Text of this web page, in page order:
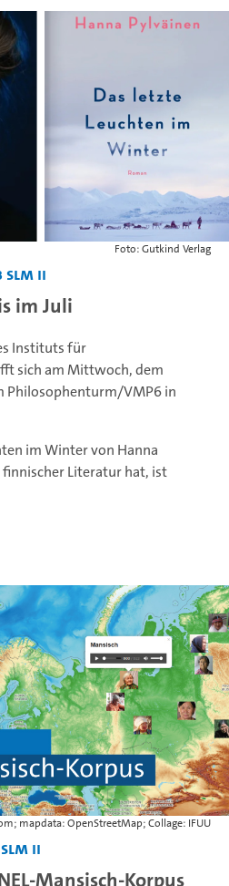
Foto: Gutkind Verlag
SLM II
im Juli
Instituts für
sich am Mittwoch, dem
Philosophenturm/VMP6 in
im Winter von Hanna
finnischer Literatur hat, ist
mapdata: OpenStreetMap; Collage: IFUU
II
Mansisch-Korpus